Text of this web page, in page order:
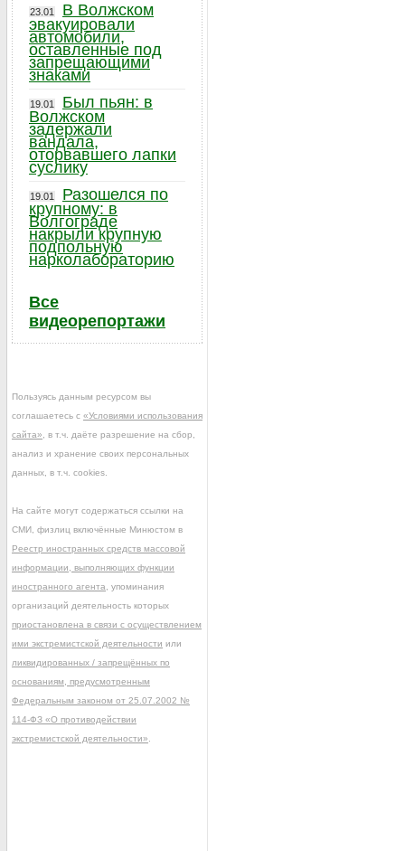
23.01
В Волжском
эвакуировали
автомобили,
оставленные под
запрещающими
знаками
19.01
Был пьян: в
Волжском
задержали
вандала,
оторвавшего лапки
суслику
19.01
Разошелся по
крупному: в
Волгограде
накрыли крупную
подпольную
нарколабораторию
Все
видеорепортажи
Пользуясь данным ресурсом вы
соглашаетесь с «Условиями использования
сайта» , в т.ч. даёте разрешение на сбор,
анализ и хранение своих персональных
данных, в т.ч. cookies.
На сайте могут содержаться ссылки на
СМИ, физлиц включённые Минюстом в
Реестр иностранных средств массовой
информации, выполняющих функции
иностранного агента , упоминания
организаций деятельность которых
приостановлена в связи с осуществлением
ими экстремистской деятельности или
ликвидированных / запрещённых по
основаниям, предусмотренным
Федеральным законом от 25.07.2002 №
114-ФЗ «О противодействии
экстремистской деятельности»